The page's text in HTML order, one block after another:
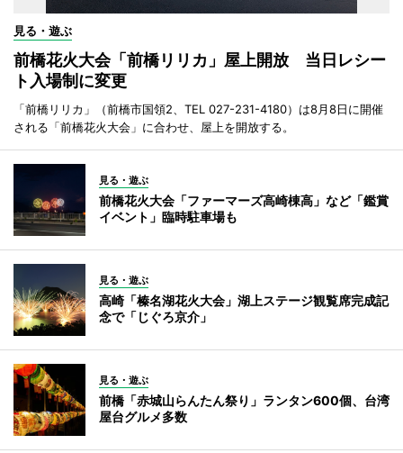
見る・遊ぶ
前橋花火大会「前橋リリカ」屋上開放 当日レシー
ト入場制に変更
「前橋リリカ」（前橋市国領2、TEL 027-231-4180）は8月8日に開催
される「前橋花火大会」に合わせ、屋上を開放する。
見る・遊ぶ
前橋花火大会「ファーマーズ高崎棟高」など「鑑賞
イベント」臨時駐車場も
見る・遊ぶ
高崎「榛名湖花火大会」湖上ステージ観覧席完成記
念で「じぐろ京介」
見る・遊ぶ
前橋「赤城山らんたん祭り」ランタン600個、台湾
屋台グルメ多数